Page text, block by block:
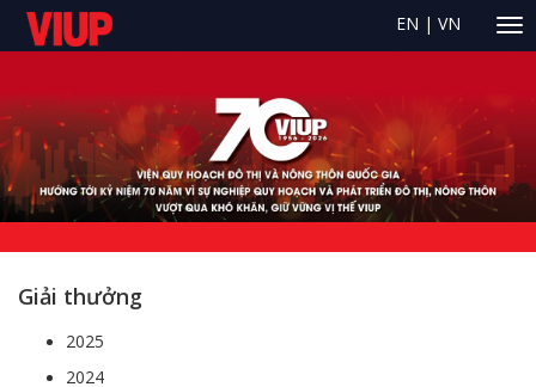
EN | VN
Giải thưởng
2025
2024